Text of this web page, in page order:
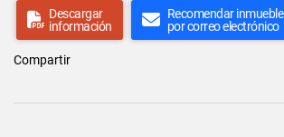
Descargar
información
Recomendar inmueble
por correo electrónico
Compartir